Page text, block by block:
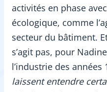
activités en phase
écologique, comme
secteur du bâtiment.
s’agit pas, pour
l’industrie des années
laissent entendre